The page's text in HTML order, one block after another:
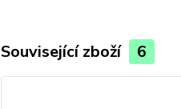
Související zboží 6